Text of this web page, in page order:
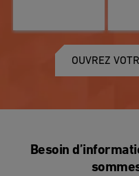
OUVREZ
Besoin